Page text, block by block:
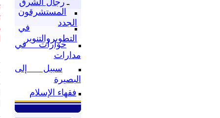
المستشرقون
الجدد
في
التطويروالتنوير
حوارات في
مدارات
سبيل إلى
البصيرة
فقهاء الإسلام